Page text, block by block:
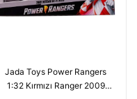
Jada Toys Power Rangers
1:32 Kırmızı Ranger 2009